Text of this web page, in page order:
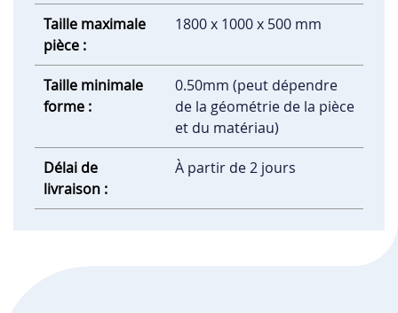
Taille maximale
pièce :
1800 x 1000 x 500 mm
Taille minimale
forme :
0.50mm (peut dépendre
de la géométrie de la pièce
et du matériau)
Délai de
livraison :
À partir de 2 jours